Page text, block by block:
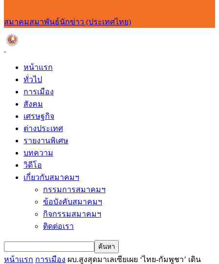
สมาคมสมาพันธ์นักข่าว (ประเทศไทย)
หน้าแรก
ทั่วไป
การเมือง
สังคม
เศรษฐกิจ
ต่างประเทศ
รายงานพิเศษ
บทความ
วิดีโอ
เกี่ยวกับสมาคมฯ
กรรมการสมาคมฯ
ข้อบังคับสมาคมฯ
กิจกรรมสมาคมฯ
ติดต่อเรา
หน้าแรก การเมือง ผบ.สูงสุดมาเลเซียเผย ‘ไทย-กัมพูชา’ เดิน